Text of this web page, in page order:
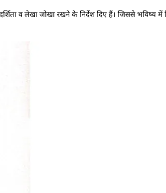
व लेखा जोखा रखने के निर्देश दिए हैं। जिससे भविष्य में